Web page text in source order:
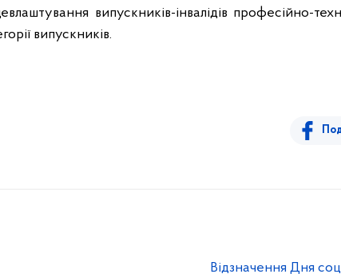
випускників-інвалідів професійно-
випускників.
Відзначення Дня